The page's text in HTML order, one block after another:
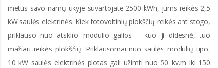
metus savo namų ūkyje suvartojate 2500 kWh, jums reikės 2,5
kW saulės elektrinės. Kiek fotovoltinių plokščių reikės ant stogo,
priklauso nuo atskiro modulio galios – kuo ji didesnė, tuo
mažiau reikės plokščių. Priklausomai nuo saulės modulių tipo,
10 kW saulės elektrinės plotas gali užimti nuo 50 kv.m iki 150